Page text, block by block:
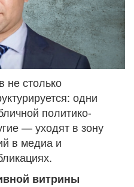
не столько
одни
политико-
— уходят в зону
в медиа и
витрины